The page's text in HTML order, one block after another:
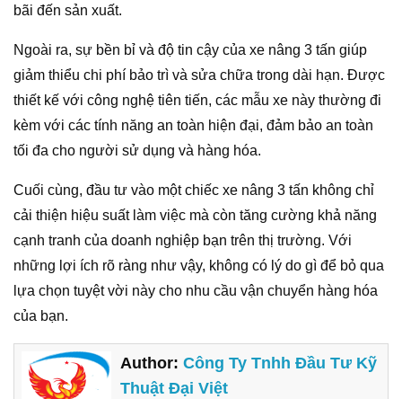
bãi đến sản xuất.
Ngoài ra, sự bền bỉ và độ tin cậy của xe nâng 3 tấn giúp
giảm thiểu chi phí bảo trì và sửa chữa trong dài hạn. Được
thiết kế với công nghệ tiên tiến, các mẫu xe này thường đi
kèm với các tính năng an toàn hiện đại, đảm bảo an toàn
tối đa cho người sử dụng và hàng hóa.
Cuối cùng, đầu tư vào một chiếc xe nâng 3 tấn không chỉ
cải thiện hiệu suất làm việc mà còn tăng cường khả năng
cạnh tranh của doanh nghiệp bạn trên thị trường. Với
những lợi ích rõ ràng như vậy, không có lý do gì để bỏ qua
lựa chọn tuyệt vời này cho nhu cầu vận chuyển hàng hóa
của bạn.
Author:Công Ty Tnhh Đầu Tư Kỹ
Thuật Đại Việt